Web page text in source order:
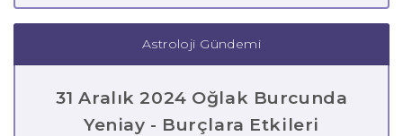
Astroloji Gündemi
31 Aralık 2024 Oğlak Burcunda
Yeniay - Burçlara Etkileri